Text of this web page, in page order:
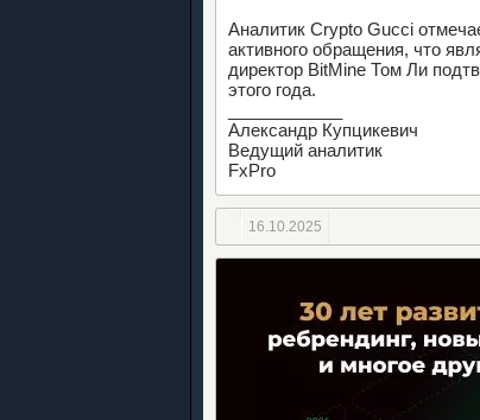
Аналитик Crypto Gucci
активного обращения, что
директор BitMine Том Ли
этого года.
Александр Купцикевич
Ведущий аналитик
FxPro
16.10.2025